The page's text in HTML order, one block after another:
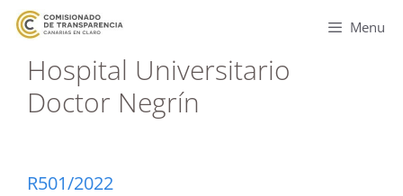
Menu
Hospital Universitario
Doctor Negrín
R501/2022